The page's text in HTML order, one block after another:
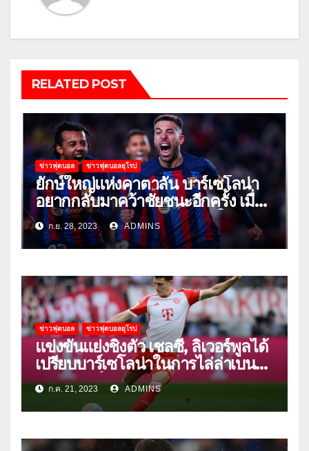
RELATED POST
ข่าวฟุตบอล ข่าวฟุตบอลยุโรป
ยักษ์ใหญ่แห่งคาตาลัน บาร์เซโลน่า
อยากกลับมาคว้าชัยชนะอีกครั้ง เมื่อ
พวกเขาเปิดบ้านรับมือเซบีย่าในลีก
ก.ย. 28, 2023 ADMINS
ข่าวฟุตบอล ข่าวฟุตบอลยุโรป
แข่งขันแย่งชิงตัว เชลซี, ลิเวอร์พูลได้
เปรียบบาร์เซโลน่าในการไล่ล่าเบนจา
มิน ปาวาร์
ก.ค. 21, 2023 ADMINS